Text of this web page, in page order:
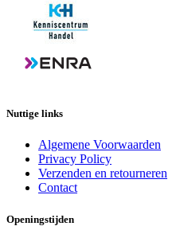
Nuttige links
Algemene Voorwaarden
Privacy Policy
Verzenden en retourneren
Contact
Openingstijden